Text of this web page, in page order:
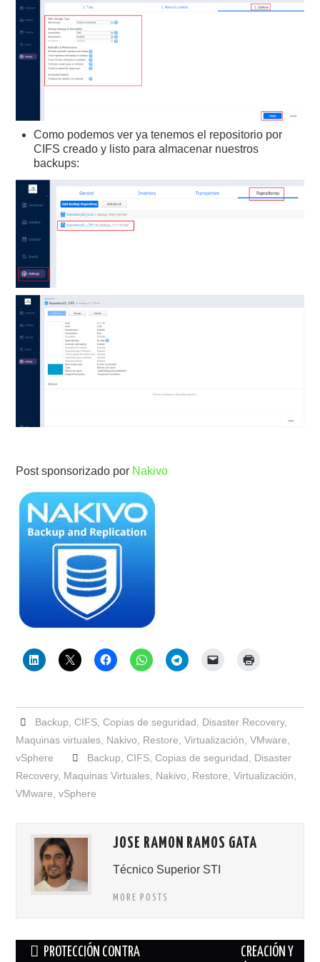
Como podemos ver ya tenemos el repositorio por
CIFS creado y listo para almacenar nuestros
backups:
Post sponsorizado por Nakivo
Backup, CIFS, Copias de seguridad, Disaster Recovery,
Maquinas virtuales, Nakivo, Restore,Virtualización,VMware,
vSphere
Backup, CIFS, Copias de seguridad, Disaster
Recovery, Maquinas Virtuales, Nakivo, Restore,Virtualización,
VMware,vSphere
JOSE RAMON RAMOS GATA
Técnico Superior STI
MORE POSTS
Navegación
PROTECCIÓN CONTRA
CREACIÓN Y